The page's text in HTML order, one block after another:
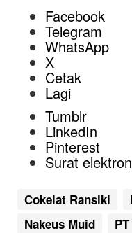
Facebook
Telegram
WhatsApp
X
Cetak
Lagi
Tumblr
LinkedIn
Pinterest
Surat
Cokelat Ransiki
Nakeus Muid